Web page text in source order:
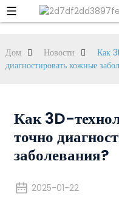
Дом Новости
Как
диагностировать кожные
Как 3D-
точно
заболевания?
2025-01-22